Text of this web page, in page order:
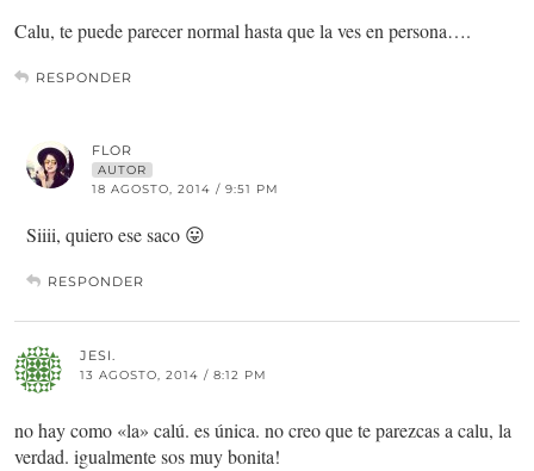
Calu, te puede parecer normal hasta que la ves en persona….
RESPONDER
FLOR
AUTOR
18 AGOSTO, 2014 / 9:51 PM
Siiii, quiero ese saco 😛
RESPONDER
JESI.
13 AGOSTO, 2014 / 8:12 PM
no hay como «la» calú. es única. no creo que te parezcas a calu, la
verdad. igualmente sos muy bonita!